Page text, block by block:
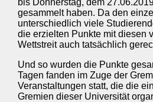
bis Donnerstag, dem
gesammelt haben. Da den
unterschiedlich viele
die erzielten Punkte mit diesen
Wettstreit auch tatsächlich
Und so wurden die Punkte
Tagen fanden im Zuge der
Veranstaltungen statt, die die
Gremien dieser Universität